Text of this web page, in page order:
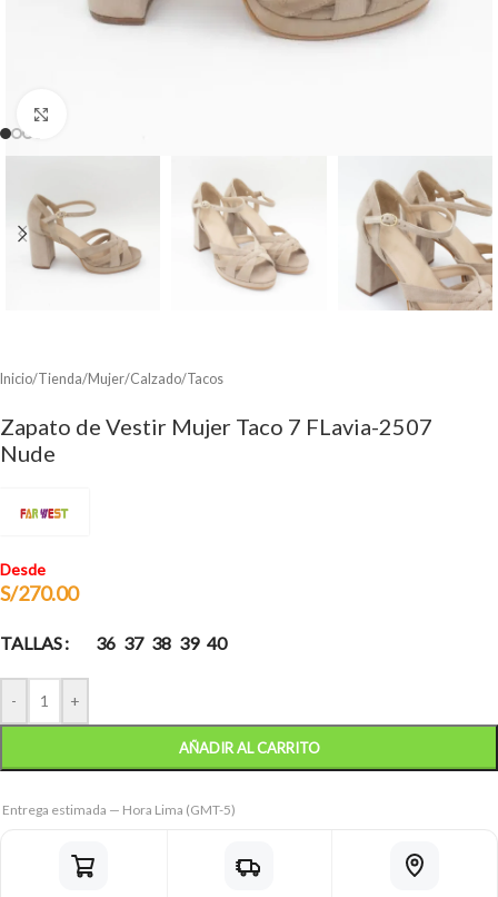
Inicio/Tienda/Mujer/Calzado/Tacos
Zapato de Vestir Mujer Taco 7 FLavia-2507
Nude
Desde
S/270.00
TALLAS 36 37 38 39 40
- +
AÑADIR AL CARRITO
Entrega estimada — Hora Lima (GMT-5)